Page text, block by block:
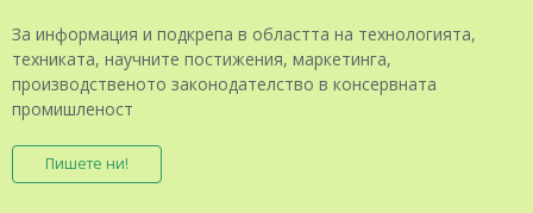
За информация и подкрепа в областта на технологията,
техниката, научните постижения, маркетинга,
производственото законодателство в консервната
промишленост
Пишете ни!